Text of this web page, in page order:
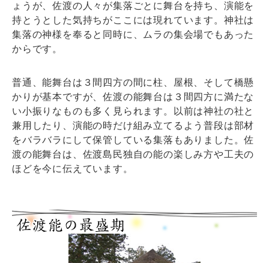
ょうが、佐渡の人々が集落ごとに舞台を持ち、演能を
持とうとした気持ちがここには現れています。神社は
集落の神様を奉ると同時に、ムラの集会場でもあった
からです。
普通、能舞台は３間四方の間に柱、屋根、そして橋懸
かりが基本ですが、佐渡の能舞台は３間四方に満たな
い小振りなものも多く見られます。以前は神社の社と
兼用したり、演能の時だけ組み立てるよう普段は部材
をバラバラにして保管している集落もありました。佐
渡の能舞台は、佐渡島民独自の能の楽しみ方や工夫の
ほどを今に伝えています。